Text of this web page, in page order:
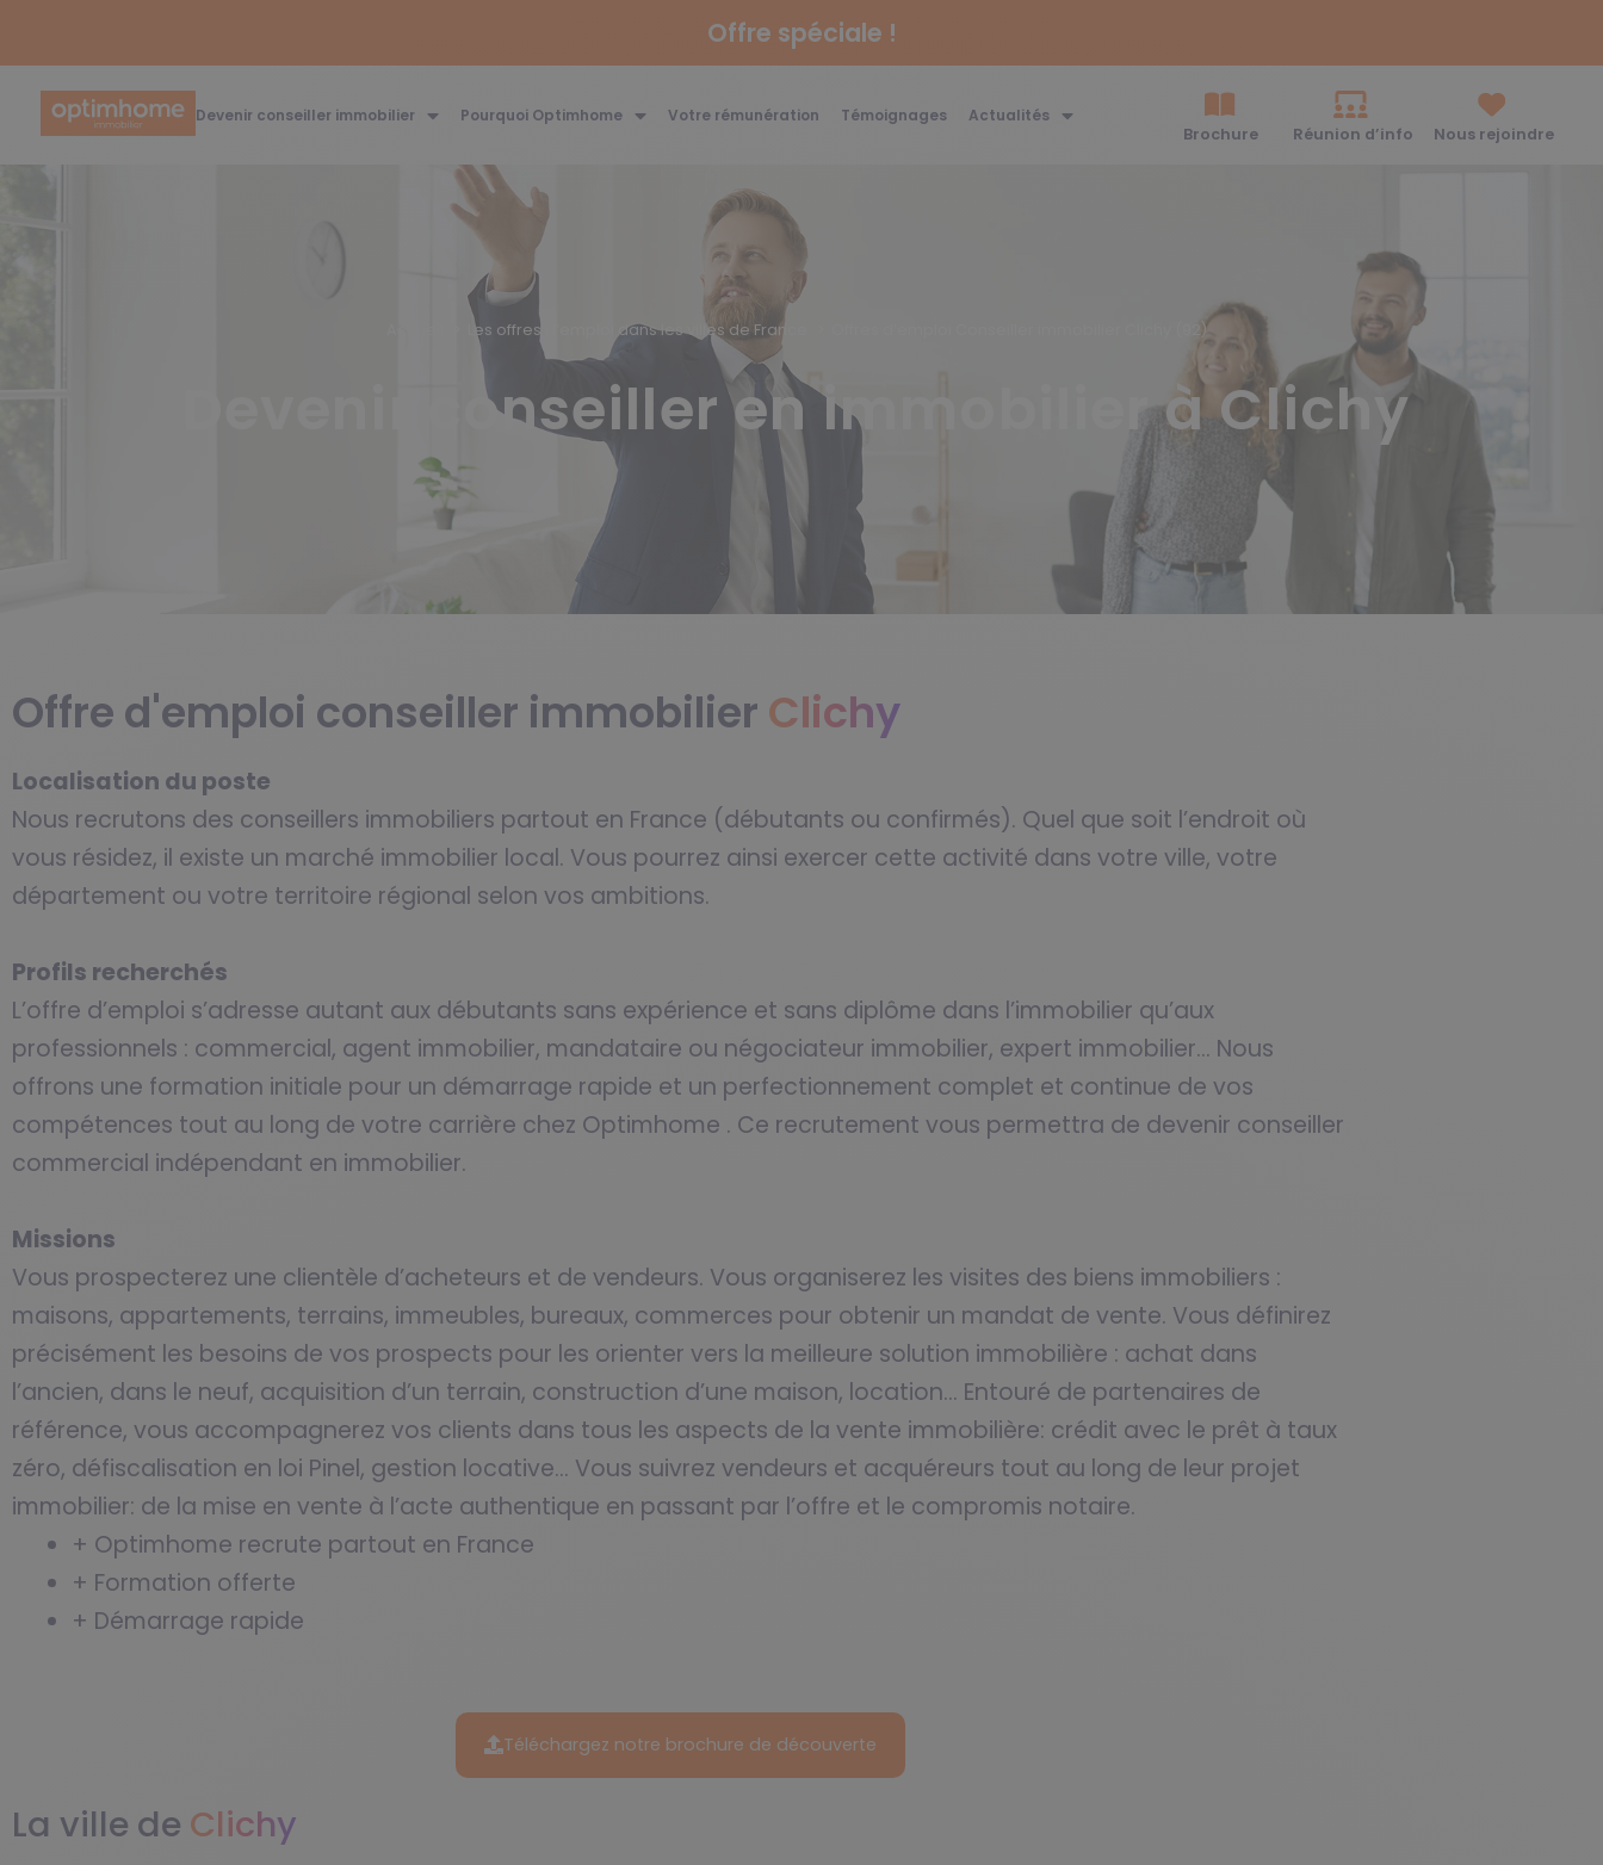
Offre spéciale !
Devenir conseiller immobilier Pourquoi Optimhome Votre rémunération Témoignages
Actualités
Brochure
Réunion d’info Nous rejoindre
Les offres d’emploi dans les villes de France Offres d’emploi Conseiller immobilier Clichy (92)
Devenir conseiller en immobilier à Clichy
Offre d'emploi conseiller immobilier Clichy
Localisation du poste
Nous recrutons des conseillers immobiliers partout en France (débutants ou confirmés). Quel que soit l’endroit où
vous résidez, il existe un marché immobilier local. Vous pourrez ainsi exercer cette activité dans votre ville, votre
département ou votre territoire régional selon vos ambitions.
Profils recherchés
L’offre d’emploi s’adresse autant aux débutants sans expérience et sans diplôme dans l’immobilier qu’aux
professionnels : commercial, agent immobilier, mandataire ou négociateur immobilier, expert immobilier… Nous
offrons une formation initiale pour un démarrage rapide et un perfectionnement complet et continue de vos
compétences tout au long de votre carrière chez Optimhome . Ce recrutement vous permettra de devenir conseiller
commercial indépendant en immobilier.
Missions
Vous prospecterez une clientèle d’acheteurs et de vendeurs. Vous organiserez les visites des biens immobiliers :
maisons, appartements, terrains, immeubles, bureaux, commerces pour obtenir un mandat de vente. Vous définirez
précisément les besoins de vos prospects pour les orienter vers la meilleure solution immobilière : achat dans
l’ancien, dans le neuf, acquisition d’un terrain, construction d’une maison, location… Entouré de partenaires de
référence, vous accompagnerez vos clients dans tous les aspects de la vente immobilière: crédit avec le prêt à taux
zéro, défiscalisation en loi Pinel, gestion locative… Vous suivrez vendeurs et acquéreurs tout au long de leur projet
immobilier: de la mise en vente à l’acte authentique en passant par l’offre et le compromis notaire.
+ Optimhome recrute partout en France
+ Formation offerte
+ Démarrage rapide
Téléchargez notre brochure de découverte
La ville de Clichy